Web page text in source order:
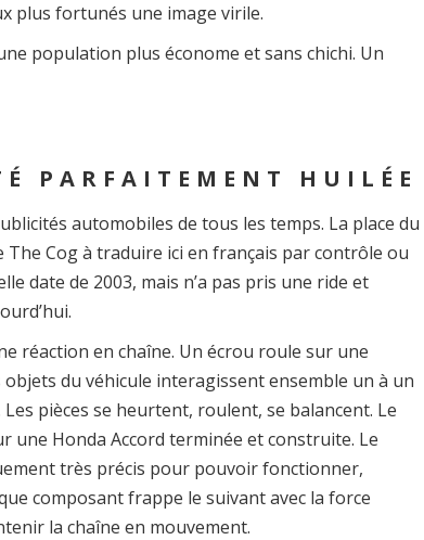
plus fortunés une image virile.
population plus économe et sans chichi. Un
PARFAITEMENT HUILÉE
automobiles de tous les temps. La place du
Cog à traduire ici en français par contrôle ou
date de 2003, mais n’a pas pris une ride et
réaction en chaîne. Un écrou roule sur une
du véhicule interagissent ensemble un à un
pièces se heurtent, roulent, se balancent. Le
une Honda Accord terminée et construite. Le
très précis pour pouvoir fonctionner,
composant frappe le suivant avec la force
la chaîne en mouvement.